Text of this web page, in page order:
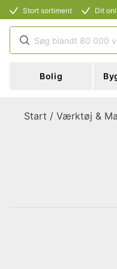
Stort sortiment Dit
Bolig
Start / Værktøj &